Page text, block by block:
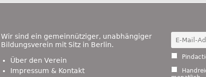
Footer
Wir sind ein gemeinnütziger, unabhängiger
Bildungsverein mit Sitz in Berlin.
Über den Verein
Impressum & Kontakt